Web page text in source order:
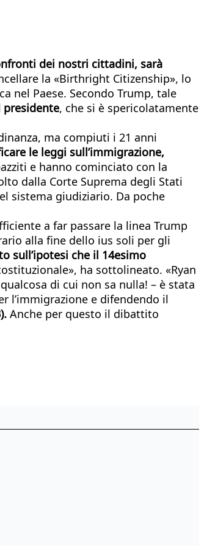
dei nostri cittadini, sarà
la «Birthright Citizenship», lo
nel Paese. Secondo Trump, tale
presidente, che si è spericolatamente
ma compiuti i 21 anni
le leggi sull’immigrazione,
e hanno cominciato con la
dalla Corte Suprema degli Stati
sistema giudiziario. Da poche
a far passare la linea Trump
alla fine dello ius soli per gli
sull’ipotesi che il 14esimo
ha sottolineato. «Ryan
di cui non sa nulla! – è stata
l’immigrazione e difendendo il
Anche per questo il dibattito